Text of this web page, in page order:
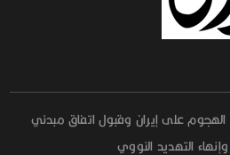
الهجوم على إيران وقبول اتفاق مبدئي
التهديد النووي